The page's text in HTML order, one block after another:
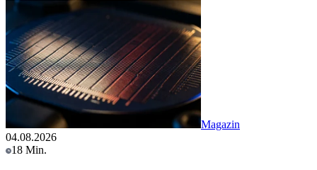
Magazin
04.08.2026
18 Min.